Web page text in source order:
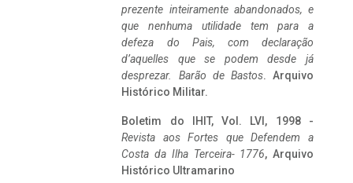
prezente inteiramente abandonados, e
que nenhuma utilidade tem para a
defeza do Pais, com declaração
d’aquelles que se podem desde já
desprezar. Barão de Bastos. Arquivo
Histórico Militar.
Boletim do IHIT, Vol. LVI, 1998 -
Revista aos Fortes que Defendem a
Costa da Ilha Terceira- 1776, Arquivo
Histórico Ultramarino